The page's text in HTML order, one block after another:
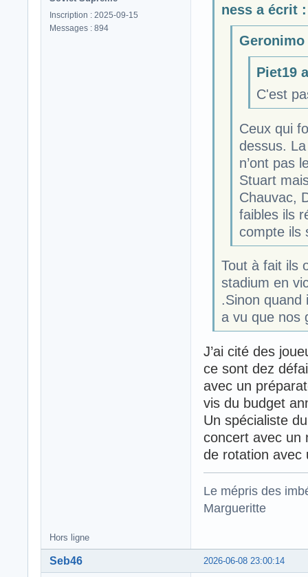
Inscription : 2025-09-15
Messages : 894
ness a écrit :
Piet19
C'est
Ceux qui
dessus.
n’ont pas
Stuart
Chauvac,
faibles ils
compte ils
Tout à fait ils
stadium en
.Sinon quand
a vu que nos
J’ai cité des
ce sont dez
avec un
vis du budget
Un spécialiste
concert avec un
de rotation avec
Le mépris des
Margueritte
Hors ligne
2026-06-08 23:00:14
Seb46